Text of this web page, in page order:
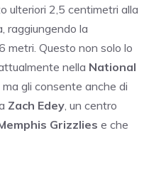
ulteriori 2,5 centimetri alla
raggiungendo la
metri. Questo non solo lo
nella National
, ma gli consente anche di
Zach Edey , un centro
Grizzlies e che